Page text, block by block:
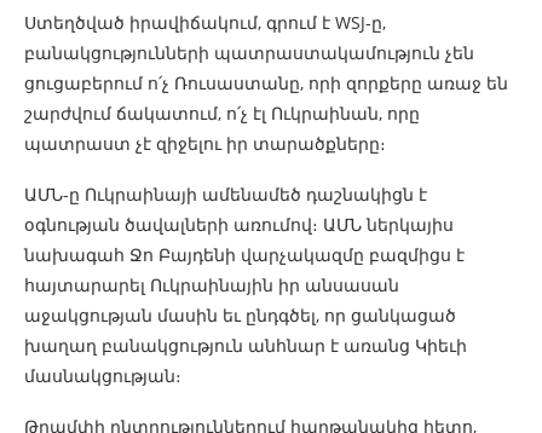
Ստեղծված իրավիճակում, գրում է WSJ-ը,
բանակցությունների պատրաստակամություն չեն
ցուցաբերում ո՛չ Ռուսաստանը, որի զորքերը առաջ են
շարժվում ճակատում, ո՛չ էլ Ուկրաինան, որը
պատրաստ չէ զիջելու իր տարածքները։
ԱՄՆ-ը Ուկրաինայի ամենամեծ դաշնակիցն է
օգնության ծավալների առումով։ ԱՄՆ ներկայիս
նախագահ Ջո Բայդենի վարչակազմը բազմիցս է
հայտարարել Ուկրաինային իր անսասան
աջակցության մասին եւ ընդգծել, որ ցանկացած
խաղաղ բանակցություն անհնար է առանց Կիեւի
մասնակցության։
Թրամփի ընտրություններում հաղթանակից հետո,